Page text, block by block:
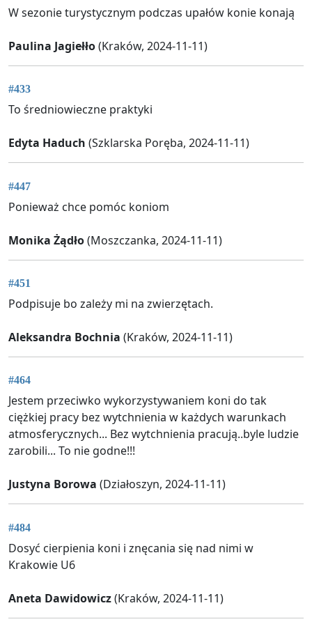
W sezonie turystycznym podczas upałów konie konają
Paulina Jagiełło(Kraków, 2024-11-11)
#433
To średniowieczne praktyki
Edyta Haduch (Szklarska Poręba, 2024-11-11)
#447
Ponieważ chce pomóc koniom
Monika Żądło(Moszczanka, 2024-11-11)
#451
Podpisuje bo zależy mi na zwierzętach.
Aleksandra Bochnia (Kraków, 2024-11-11)
#464
Jestem przeciwko wykorzystywaniem koni do tak
ciężkiej pracy bez wytchnienia w każdych warunkach
atmosferycznych... Bez wytchnienia pracują..byle ludzie
zarobili... To nie godne!!!
Justyna Borowa (Działoszyn, 2024-11-11)
#484
Dosyć cierpienia koni i znęcania się nad nimi w
Krakowie U6
Aneta Dawidowicz(Kraków, 2024-11-11)